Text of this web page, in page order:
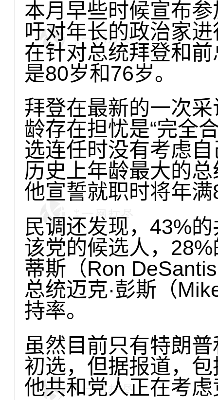
本月早些时候宣布
吁对年长的政治家
在针对总统拜登和
是80岁和76岁。
拜登在最新的一次
龄存在担忧是“完全
选连任时没有考虑
历史上年龄最大的
他宣誓就职时将年
民调还发现，43%
该党的候选人，
蒂斯（Ron
总统迈克·彭斯（
持率。
虽然目前只有特朗
初选，但据报道，
他共和党人正在考